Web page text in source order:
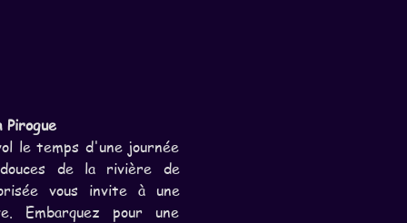
le temps d'une journée
de la rivière de
vous invite à une
Embarquez pour une